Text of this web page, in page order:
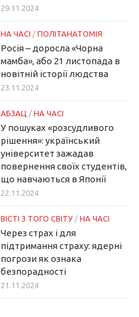
29.11.2024
НА ЧАСІ / ПОЛІТАНАТОМІЯ
Росія – доросла «Чорна
мамба», або 21 листопада в
новітній історії людства
23.11.2024
АБЗАЦ / НА ЧАСІ
У пошуках «розсудливого
рішення»: український
університет зажадав
повернення своїх студентів,
що навчаються в Японії
22.11.2024
ВІСТІ З ТОГО СВІТУ / НА ЧАСІ
Через страх і для
підтримання страху: ядерні
погрози як ознака
безпорадності
21.11.2024